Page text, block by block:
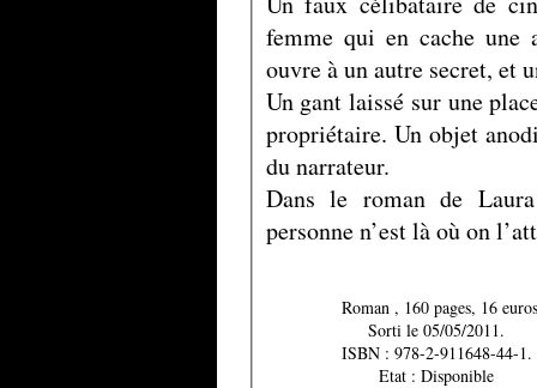
femme qui en cache une
ouvre à un autre secret, et
Un gant laissé sur une
propriétaire. Un objet
du narrateur.
Dans le roman de
personne n’est là où on
Roman , 160 pages, 16
Sorti le 05/05/2011.
ISBN : 978-2-911648-44-1.
Etat : Disponible